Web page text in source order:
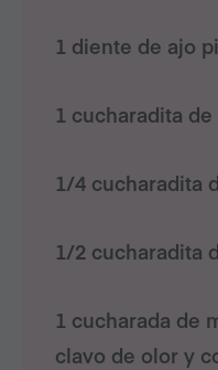
1 diente de ajo
1 cucharadita
1/4 cucharadita
1/2 cucharadita
1 cucharada de
clavo de olor y